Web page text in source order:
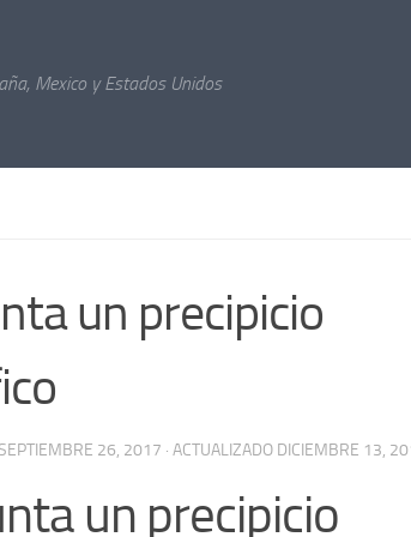
Mexico y Estados Unidos
un precipicio
26, 2017 · ACTUALIZADO DICIEMBRE 13,
un precipicio